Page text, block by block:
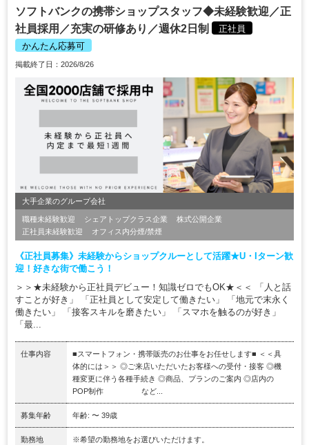
ソフトバンクの携帯ショップスタッフ◆未経験歓迎／正
社員採用／充実の研修あり／週休2日制
正社員
かんたん応募可
掲載終了日：2026/8/26
大手企業のグループ会社
職種未経験歓迎 シェアトップクラス企業
株式公開企業
正社員未経験歓迎
オフィス内分煙/禁煙
《正社員募集》未経験からショップクルーとして活躍★U・Iターン歓
迎！好きな街で働こう！
＞＞★未経験から正社員デビュー！知識ゼロでもOK★＜＜ 「人と話
すことが好き」 「正社員として安定して働きたい」 「地元で末永く
働きたい」 「接客スキルを磨きたい」 「スマホを触るのが好き」
「最...
仕事内容
■スマートフォン・携帯販売のお仕事をお任せします■ ＜＜具
体的には＞＞ ◎ご来店いただいたお客様への受付・接客 ◎機
種変更に伴う各種手続き ◎商品、プランのご案内 ◎店内の
POP制作 など...
募集年齢 年齢: 〜 39歳
勤務地 ※希望の勤務地をお選びいただけます。